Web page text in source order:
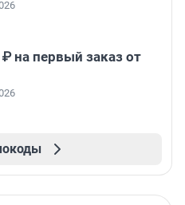
на первый заказ от